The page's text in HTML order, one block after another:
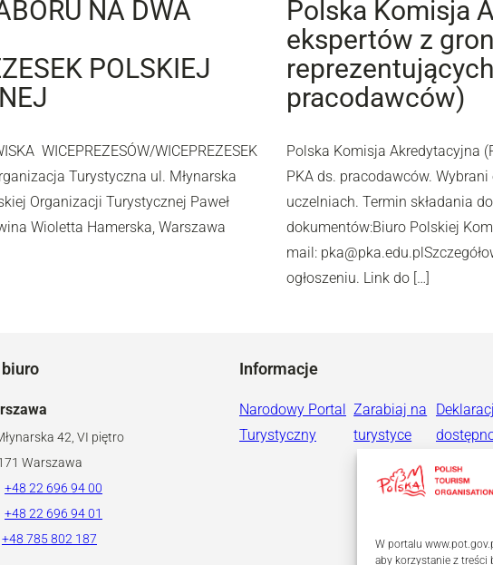
W portalu
aby korzystanie z treści
NA DWA
POLSKIEJ
WICEPREZESÓW/WICEPREZESEK
Turystyczna ul. Młynarska
Organizacji Turystycznej Paweł
Wioletta Hamerska, Warszawa
Polska Komisja
ekspertów z
pracodawców)
Polska Komisja Akredytacyjna
PKA ds. pracodawców.
uczelniach. Termin składania
dokumentów:Biuro Polskiej
mail:
ogłoszeniu. Link do […]
42, VI piętro
Warszawa
+48 22 696 94 00
+48 22 696 94 01
+48 785 802 187
Informacje
Narodowy Portal
Turystyczny
Zarabiaj na
turystyce